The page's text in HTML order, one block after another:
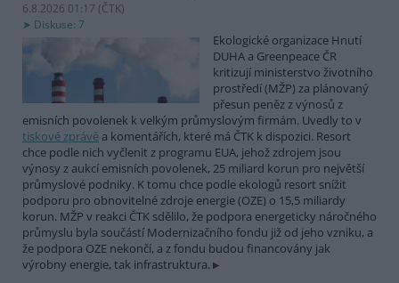
6.8.2026 01:17 (ČTK)
Diskuse: 7
Ekologické organizace Hnutí
DUHA a Greenpeace ČR
kritizují ministerstvo životního
prostředí (MŽP) za plánovaný
přesun peněz z výnosů z
emisních povolenek k velkým průmyslovým firmám. Uvedly to v
tiskové zprávě a komentářích, které má ČTK k dispozici. Resort
chce podle nich vyčlenit z programu EUA, jehož zdrojem jsou
výnosy z aukcí emisních povolenek, 25 miliard korun pro největší
průmyslové podniky. K tomu chce podle ekologů resort snížit
podporu pro obnovitelné zdroje energie (OZE) o 15,5 miliardy
korun. MŽP v reakci ČTK sdělilo, že podpora energeticky náročného
průmyslu byla součástí Modernizačního fondu již od jeho vzniku, a
že podpora OZE nekončí, a z fondu budou financovány jak
výrobny energie, tak infrastruktura.